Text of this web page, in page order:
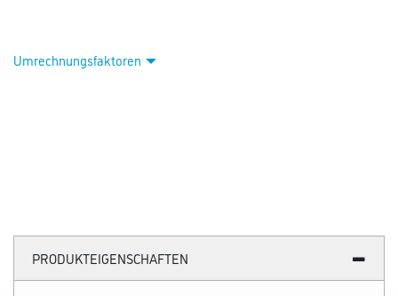
Umrechnungsfaktoren
PRODUKTEIGENSCHAFTEN